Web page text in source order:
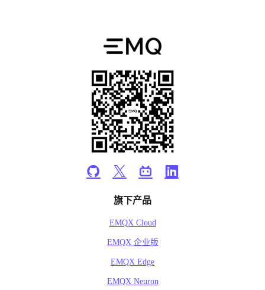
旗下产品
EMQX Cloud
EMQX 企业版
EMQX Edge
EMQX Neuron